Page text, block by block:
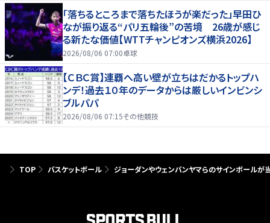
「落ちるところまで落ちたほうが楽だった」早田ひ
なが振り返る“パリ五輪後”の苦境 26歳が感じ
る新たな価値【WTTチャンピオンズ横浜2026】
2026/08/06 07:00卓球
【ＣＢＣ賞】連覇へ高い壁が立ちはだかるトップハ
ンデ！過去１０年のデータからは厳しいインビンシ
ブルパパ
2026/08/06 07:15その他競技
TOP バスケットボール ジョーダンやウェンバンヤマらのサインボール